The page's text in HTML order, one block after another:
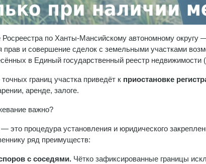
Росреестра по Ханты-Мансийскому автономному округу
прав и совершение сделок с земельными участками
в Единый государственный реестр недвижимости
границ участка приведёт к приостановке
аренде, залоге.
важно?
это процедура установления и юридического
ряд преимуществ:
с соседями. Чётко зафиксированные границы